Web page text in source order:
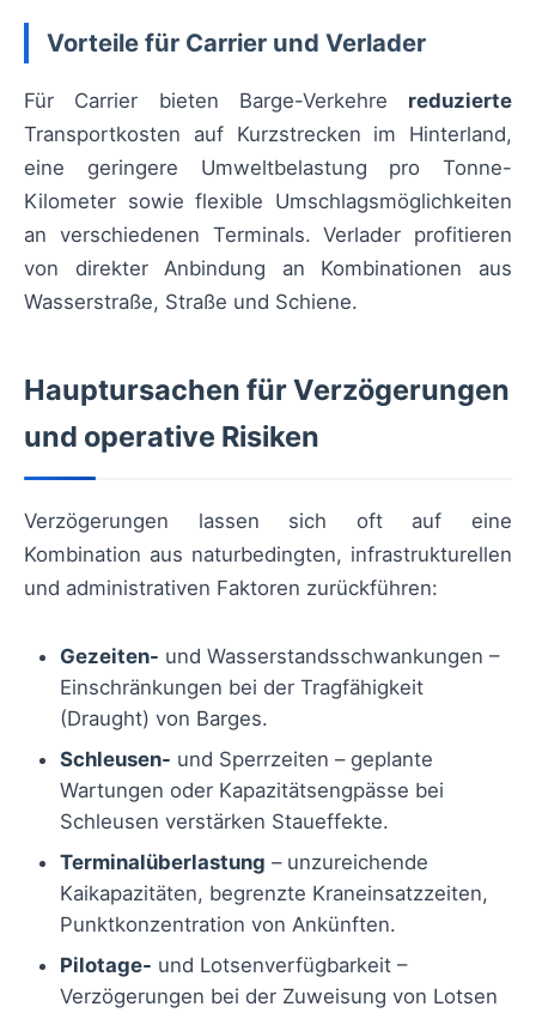
Vorteile für Carrier und Verlader
Für Carrier bieten Barge-Verkehre reduzierte
Transportkosten auf Kurzstrecken im Hinterland,
eine geringere Umweltbelastung pro Tonne-
Kilometer sowie flexible Umschlagsmöglichkeiten
an verschiedenen Terminals. Verlader profitieren
von direkter Anbindung an Kombinationen aus
Wasserstraße, Straße und Schiene.
Hauptursachen für Verzögerungen
und operative Risiken
Verzögerungen lassen sich oft auf eine
Kombination aus naturbedingten, infrastrukturellen
und administrativen Faktoren zurückführen:
Gezeiten- und Wasserstandsschwankungen –
Einschränkungen bei der Tragfähigkeit
(Draught) von Barges.
Schleusen- und Sperrzeiten – geplante
Wartungen oder Kapazitätsengpässe bei
Schleusen verstärken Staueffekte.
Terminalüberlastung – unzureichende
Kaikapazitäten, begrenzte Kraneinsatzzeiten,
Punktkonzentration von Ankünften.
Pilotage- und Lotsenverfügbarkeit –
Verzögerungen bei der Zuweisung von Lotsen